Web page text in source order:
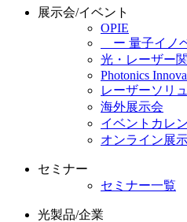
展示会/イベント
OPIE
ー 量子イノ
光・レーザー
Photonics
レーザーソリ
海外展示会
イベントカレ
オンライン展
セミナー
セミナー一覧
光製品/企業